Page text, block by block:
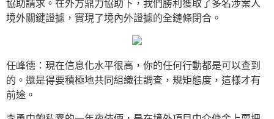
協助請求。在外方鼎力協助下，我們勝利獲取了多名涉案人
境外關鍵證據，實現了境內外證據的全鏈條閉合。
任峰德：現在信息化水平很高，你的任何行動都是可以查到
的。還是得要積極地共同組織往調查，規矩態度，這樣才有
前途。